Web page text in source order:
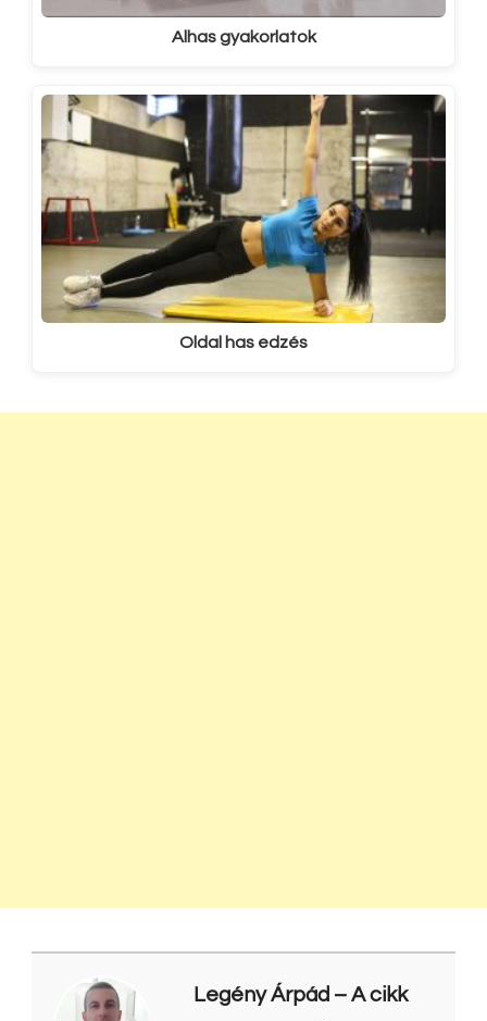
Alhas gyakorlatok
Oldal has edzés
Legény Árpád – A cikk